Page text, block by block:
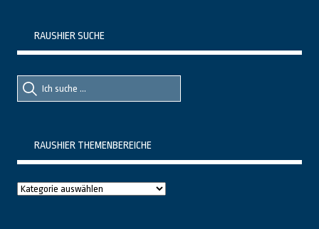
RAUSHIER SUCHE
Suche
nach::
Suche
nach:
RAUSHIER THEMENBEREICHE
Raushier